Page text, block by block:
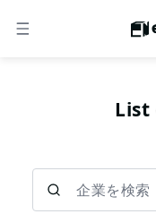
メニュー
List